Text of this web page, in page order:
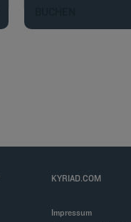
KYRIAD.COM
Impressum